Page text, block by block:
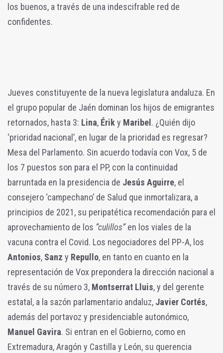
los buenos, a través de una indescifrable red de
confidentes.
Jueves constituyente de la nueva legislatura andaluza. En
el grupo popular de Jaén dominan los hijos de emigrantes
retornados, hasta 3: Lina, Ériky Maribel . ¿Quién dijo
‘prioridad nacional’, en lugar de la prioridad es regresar?
Mesa del Parlamento. Sin acuerdo todavía con Vox, 5 de
los 7 puestos son para el PP, con la continuidad
barruntada en la presidencia de Jesús Aguirre, el
consejero ‘campechano’ de Salud que inmortalizara, a
principios de 2021, su peripatética recomendación para el
aprovechamiento de los “culillos”en los viales de la
vacuna contra el Covid. Los negociadores del PP-A, los
Antonios, Sanz y Repullo, en tanto en cuanto en la
representación de Vox prepondera la dirección nacional a
través de su número 3, Montserrat Lluis, y del gerente
estatal, a la sazón parlamentario andaluz, Javier Cortés,
además del portavoz y presidenciable autonómico,
Manuel Gavira. Si entran en el Gobierno, como en
Extremadura, Aragón y Castilla y León, su querencia